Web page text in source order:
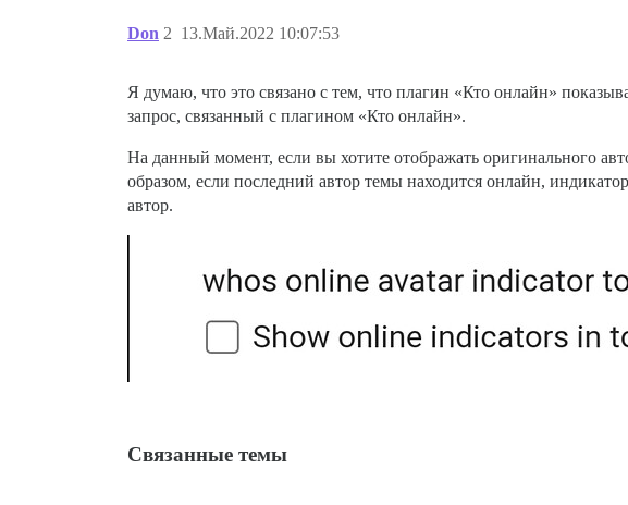
Don 13.Май.2022 10:07:53
2
Я думаю, что это связано с тем, что плагин «Кто онлайн»
запрос, связанный с плагином «Кто онлайн».
На данный момент, если вы хотите отображать оригинального
образом, если последний автор темы находится онлайн,
автор.
Связанные темы